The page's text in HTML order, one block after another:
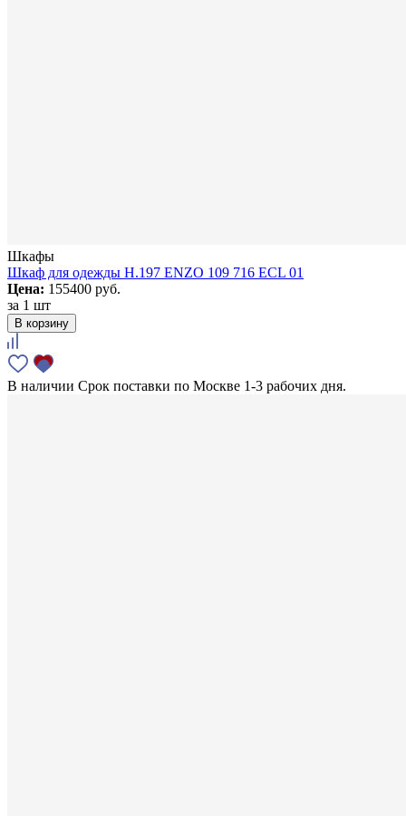
Шкафы
Шкаф для одежды H.197 ENZO 109 716 ECL 01
Цена: 155400 руб.
за 1 шт
В корзину
В наличии Срок поставки по Москве 1-3 рабочих дня.